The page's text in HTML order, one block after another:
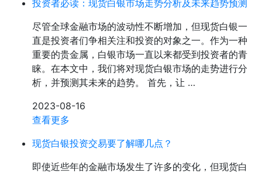
投资者必读：现货白银市场走势分析及未来趋势预测
尽管全球金融市场的波动性不断增加，但现货白银一
直是投资者们争相关注和投资的对象之一。作为一种
重要的贵金属，白银市场一直以来都受到投资者的青
睐。在本文中，我们将对现货白银市场的走势进行分
析，并预测其未来的趋势。 首先，让 …
2023-08-16
查看更多
现货白银投资交易要了解哪几点？
即使近些年的金融市场发生了许多的变化，但现货白